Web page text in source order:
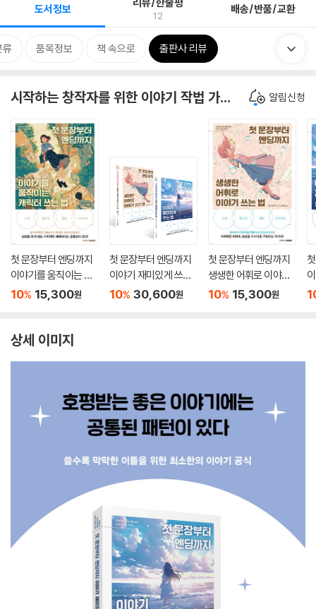
도서정보 12 배송/반품/교환
류 품목정보 책 속으로 출판사 리뷰
시작하는 창작자를 위한 이야기 작법 가이드 알림신청
첫 문장부터 엔딩까지
이야기를 움직이는 캐
릭터 쓰는 법
10% 15,300원
첫 문장부터 엔딩까지
이야기 재미있게 쓰는
법 + 첫 문장부터 엔딩
10% 30,600원
첫 문장부터 엔딩까지
생생한 어휘로 이야기
쓰는 법
10% 15,300원
법
상세 이미지